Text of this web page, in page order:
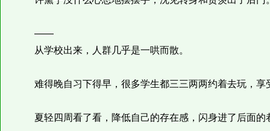
——
从学校出来，人群几乎是一哄而散。
难得晚自习下得早，很多学生都三三两两约着去玩，享
夏轻四周看了看，降低自己的存在感，闪身进了后面的